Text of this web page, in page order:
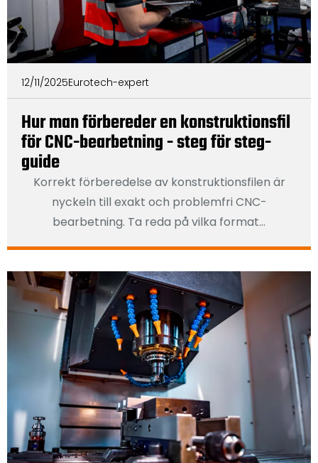
12/11/2025Eurotech-expert
Hur man förbereder en konstruktionsfil
för CNC-bearbetning - steg för steg-
guide
Korrekt förberedelse av konstruktionsfilen är
nyckeln till exakt och problemfri CNC-
bearbetning. Ta reda på vilka format...